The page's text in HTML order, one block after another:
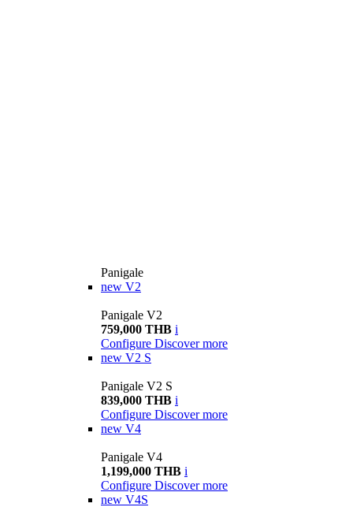
Panigale
new V2
Panigale V2
759,000 THB i
Configure Discover more
new V2 S
Panigale V2 S
839,000 THB i
Configure Discover more
new V4
Panigale V4
1,199,000 THB i
Configure Discover more
new V4S